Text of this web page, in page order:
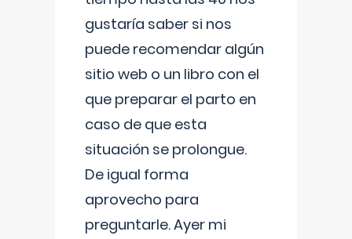
gustaría saber si nos
puede recomendar algún
sitio web o un libro con el
que preparar el parto en
caso de que esta
situación se prolongue.
De igual forma
aprovecho para
preguntarle. Ayer mi